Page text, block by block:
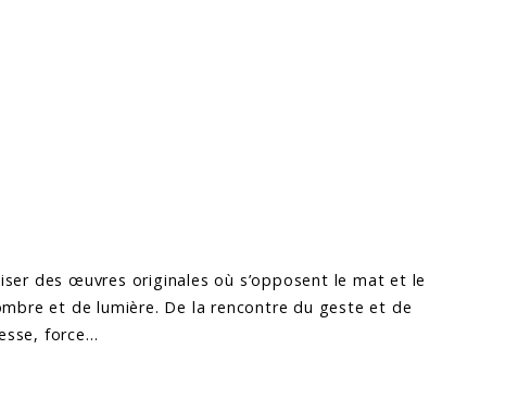
des œuvres originales où s’opposent le mat et le
et de lumière. De la rencontre du geste et de
force…